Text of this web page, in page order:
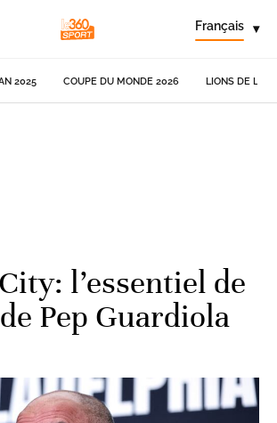
Français ▾
2025 COUPE DU MONDE 2026 LIONS DE
l’essentiel de
Pep Guardiola